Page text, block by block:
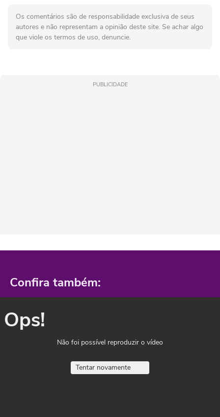
Os comentários são de responsabilidade exclusiva de seus
autores e não representam a opinião deste site. Se achar algo
que viole os termos de uso, denuncie.
PUBLICIDADE
Confira também:
Ops!
Não foi possível reproduzir o vídeo
Tentar novamente